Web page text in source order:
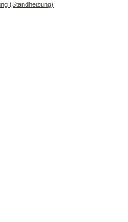
(Standheizung)